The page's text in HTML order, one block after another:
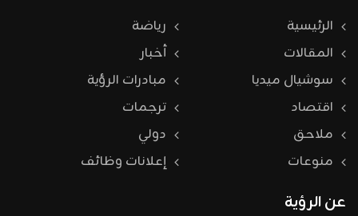
الرئيسية
رياضة
المقالات
أخبار
سوشيال ميديا
مبادرات الرؤية
اقتصاد
ترجمات
ملاحق
دولي
منوعات
إعلانات وظائف
عن الرؤية